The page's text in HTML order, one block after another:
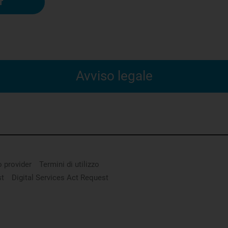
Avviso legale
“Trova un Invisalign Provider” sono ortodontisti e
provider
Termini di utilizzo
Digital Services Act Request